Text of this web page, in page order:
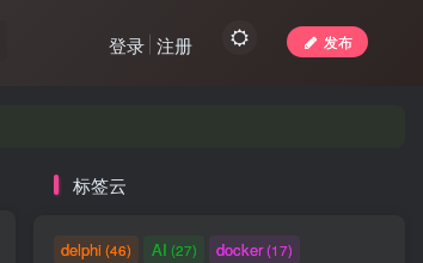
发布
登录 注册
标签云
delphi(46) AI (27) docker(17)